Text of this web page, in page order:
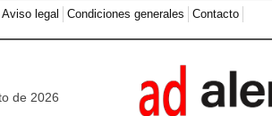
Aviso legal Condiciones generales Contacto
de 2026